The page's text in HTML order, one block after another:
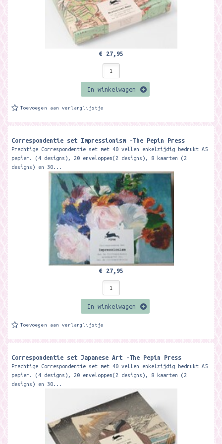
€ 27,95
In winkelwagen
Toevoegen aan verlanglijstje
Correspondentie set Impressionism -The Pepin Press
Prachtige Correspondentie set met 40 vellen enkelzijdig bedrukt A5
papier. (4 designs), 20 enveloppen(2 designs), 8 kaarten (2
designs) en 30...
€ 27,95
In winkelwagen
Toevoegen aan verlanglijstje
Correspondentie set Japanese Art -The Pepin Press
Prachtige Correspondentie set met 40 vellen enkelzijdig bedrukt A5
papier. (4 designs), 20 enveloppen(2 designs), 8 kaarten (2
designs) en 30...